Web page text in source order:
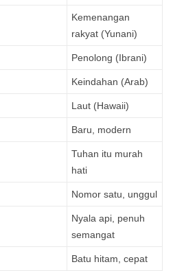
Kemenangan
rakyat (Yunani)
Penolong (Ibrani)
Keindahan (Arab)
Laut (Hawaii)
Baru, modern
Tuhan itu murah
hati
Nomor satu, unggul
Nyala api, penuh
semangat
Batu hitam, cepat